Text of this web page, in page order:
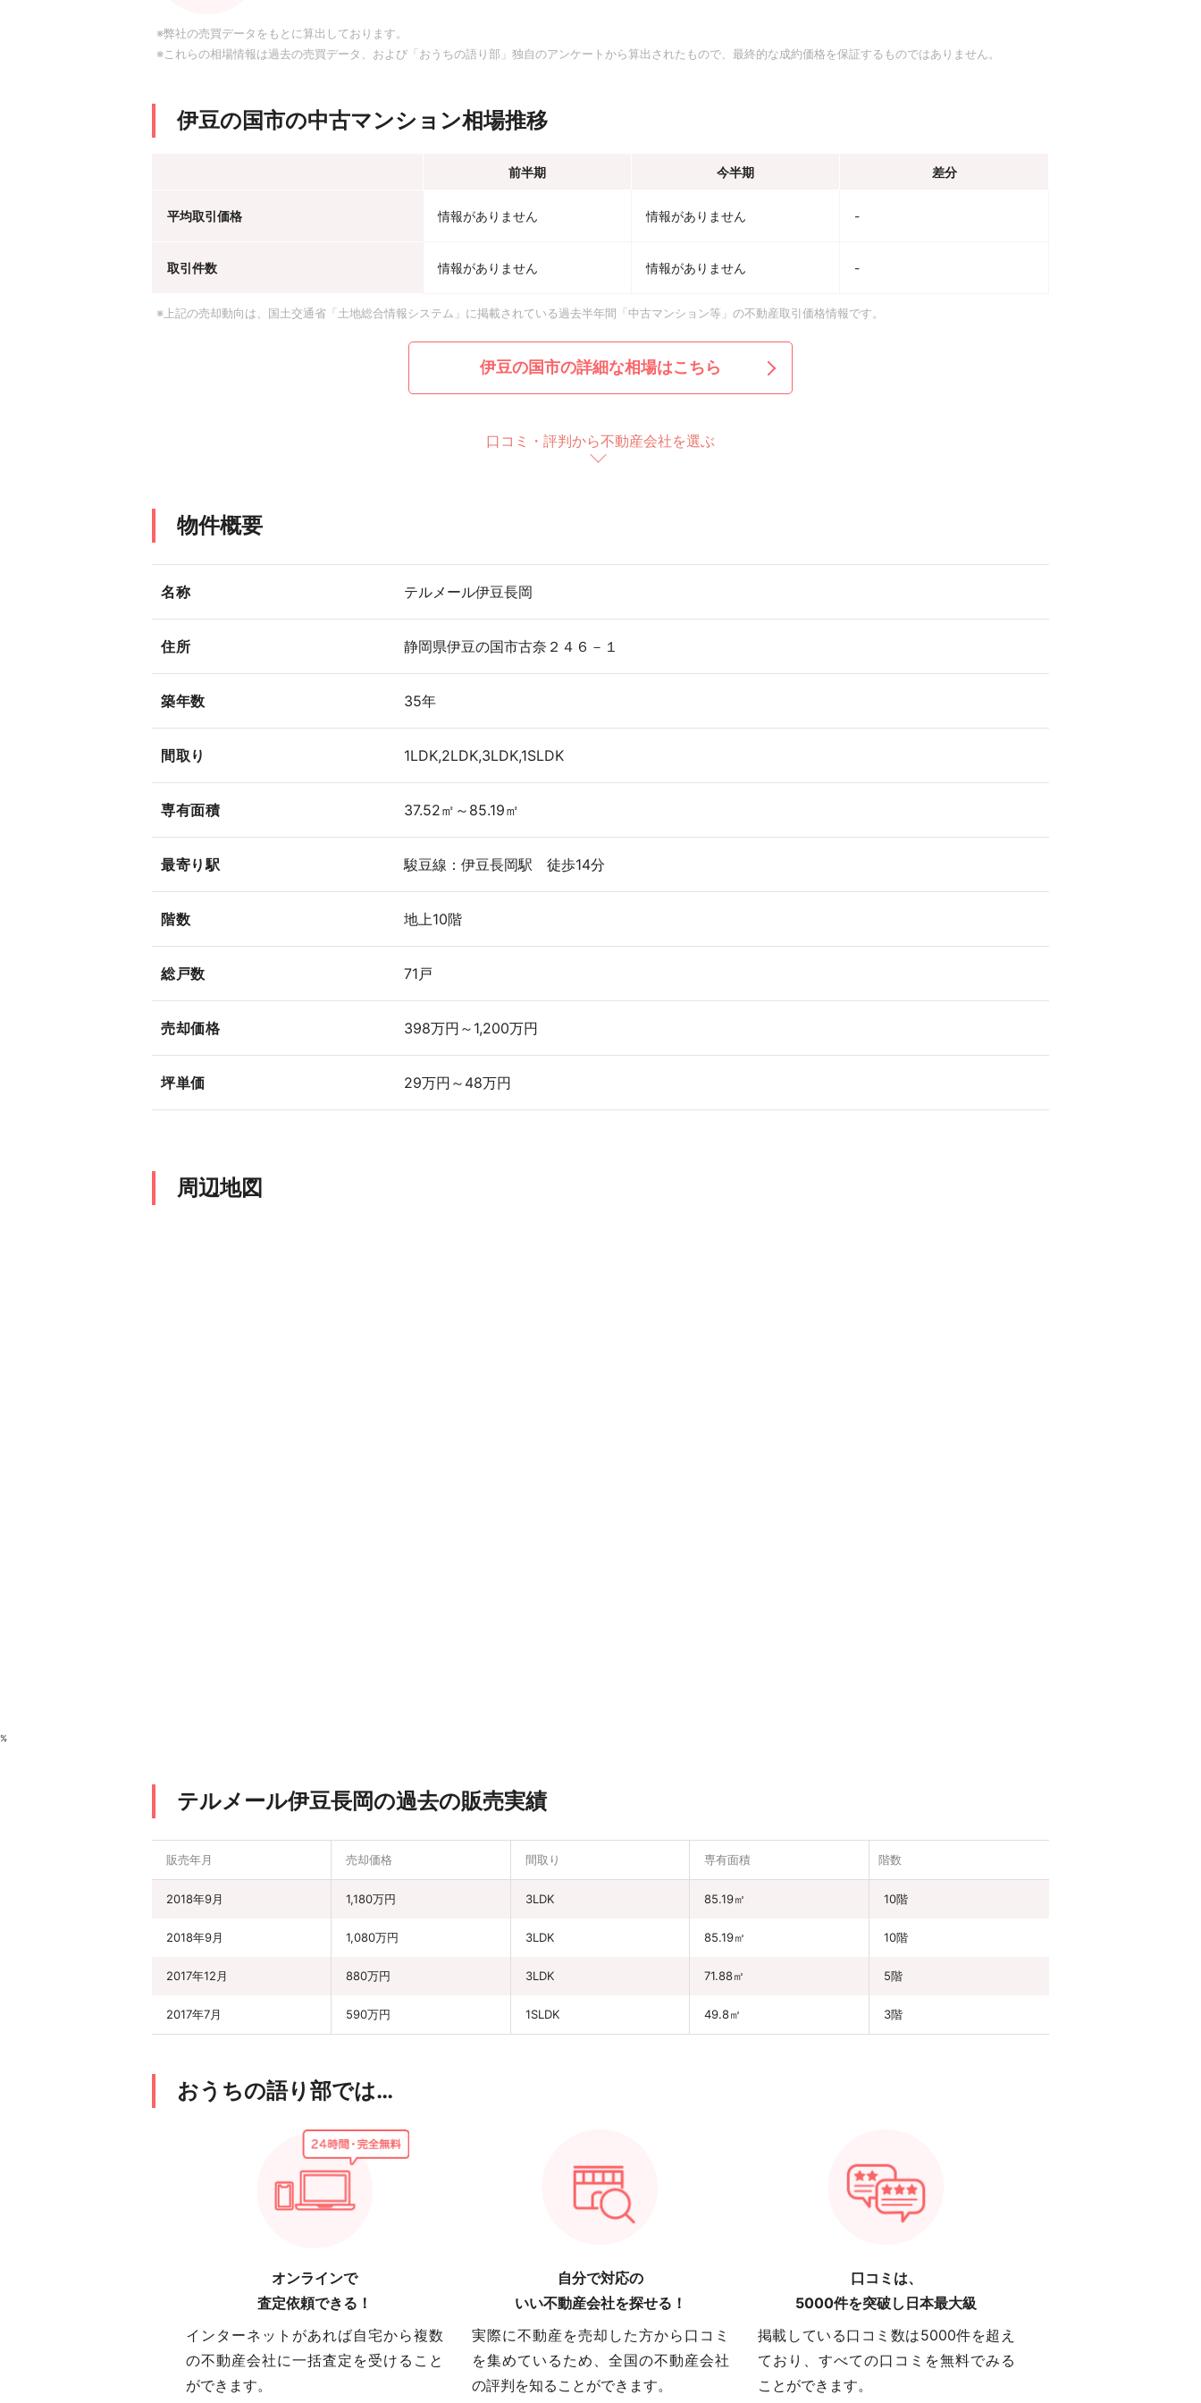
※弊社の売買データをもとに算出しております。
※これらの相場情報は過去の売買データ、および「おうちの語り部」独自のアンケートから算出されたもので、最終的な成約価格を保証するものではありません。
伊豆の国市の中古マンション相場推移
前半期 今半期 差分
平均取引価格 情報がありません 情報がありません -
取引件数 情報がありません 情報がありません -
※上記の売却動向は、国土交通省「土地総合情報システム」に掲載されている過去半年間「中古マンション等」の不動産取引価格情報です。
伊豆の国市の詳細な相場はこちら
口コミ・評判から不動産会社を選ぶ
物件概要
名称 テルメール伊豆長岡
住所 静岡県伊豆の国市古奈２４６－１
築年数 35年
間取り 1LDK,2LDK,3LDK,1SLDK
専有面積 37.52㎡～85.19㎡
最寄り駅 駿豆線：伊豆長岡駅 徒歩14分
階数 地上10階
総戸数 71戸
売却価格 398万円～1,200万円
坪単価 29万円～48万円
周辺地図
%
テルメール伊豆長岡の過去の販売実績
販売年月 売却価格 間取り 専有面積 階数
2018年9月 1,180万円 3LDK 85.19㎡ 10階
2018年9月 1,080万円 3LDK 85.19㎡ 10階
2017年12月 880万円 3LDK 71.88㎡ 5階
2017年7月 590万円 1SLDK 49.8㎡ 3階
おうちの語り部では…
オンラインで
査定依頼できる！
インターネットがあれば自宅から複数
の不動産会社に一括査定を受けること
ができます。
自分で対応の
いい不動産会社を探せる！
実際に不動産を売却した方から口コミ
を集めているため、全国の不動産会社
の評判を知ることができます。
口コミは、
5000件を突破し日本最大級
掲載している口コミ数は5000件を超え
ており、すべての口コミを無料でみる
ことができます。